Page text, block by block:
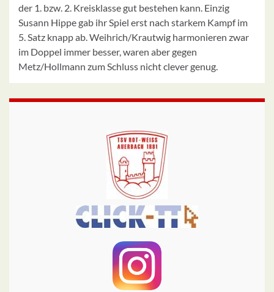
der 1. bzw. 2. Kreisklasse gut bestehen kann. Einzig
Susann Hippe gab ihr Spiel erst nach starkem Kampf im
5. Satz knapp ab. Weihrich/Krautwig harmonieren zwar
im Doppel immer besser, waren aber gegen
Metz/Hollmann zum Schluss nicht clever genug.